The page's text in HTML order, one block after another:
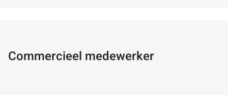
Commercieel medewerker